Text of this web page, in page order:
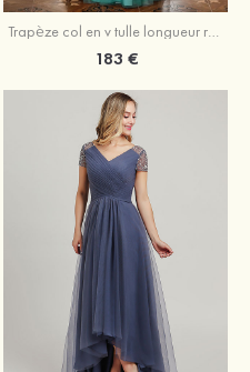
Trapèze col en v tulle longueur ras du sol robe de mère de la mariée avec perles paillettes
183 €